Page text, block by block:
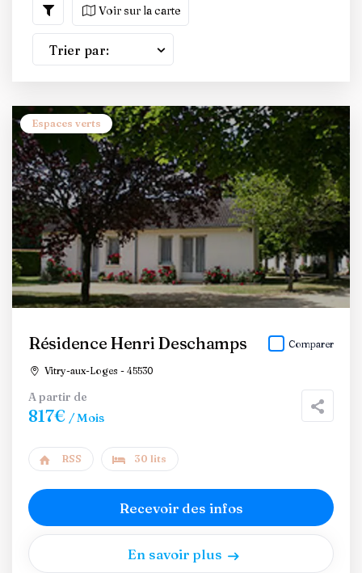
Voir sur la carte
Trier par:
Espaces verts
Résidence Henri Deschamps
Vitry-aux-Loges - 45530
Comparer
A partir de
817€ / Mois
RSS 30 lits
Recevoir des infos
En savoir plus